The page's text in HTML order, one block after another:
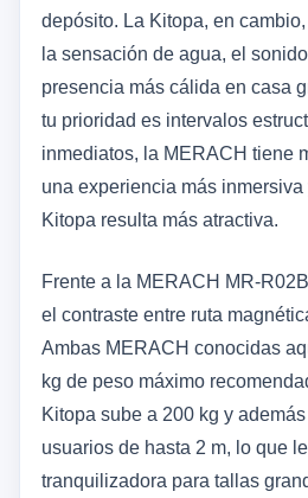
depósito. La Kitopa, en
la sensación de agua, el
presencia más cálida en casa
tu prioridad es intervalos
inmediatos, la MERACH tiene
una experiencia más inmersiva
Kitopa resulta más atractiva.
Frente a la MERACH MR-
el contraste entre ruta
Ambas MERACH conocidas
kg de peso máximo
Kitopa sube a 200 kg y
usuarios de hasta 2 m, lo que
tranquilizadora para tallas